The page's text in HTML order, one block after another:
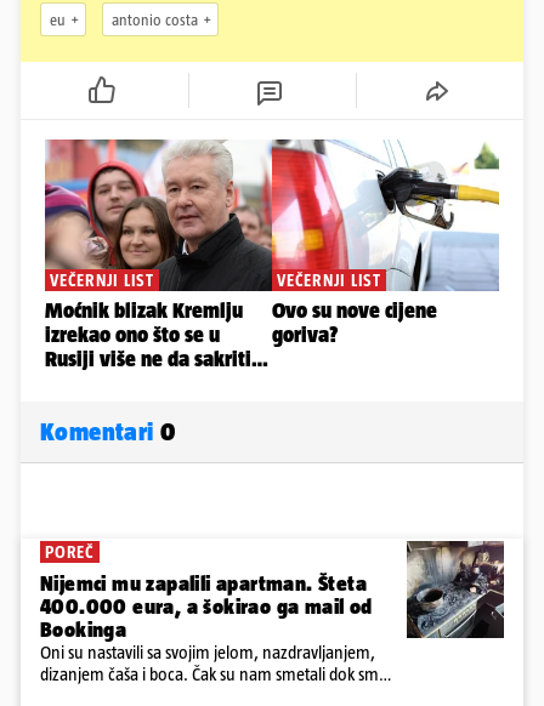
eu antonio costa
Komentari 0
POREČ
Nijemci mu zapalili apartman. Šteta
400.000 eura, a šokirao ga mail od
Bookinga
Oni su nastavili sa svojim jelom, nazdravljanjem,
dizanjem čaša i boca. Čak su nam smetali dok smo